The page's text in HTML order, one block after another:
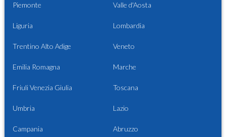
Piemonte Valle d'Aosta
Liguria Lombardia
Trentino Alto Adige Veneto
Emilia Romagna Marche
Friuli Venezia Giulia Toscana
Umbria Lazio
Campania Abruzzo